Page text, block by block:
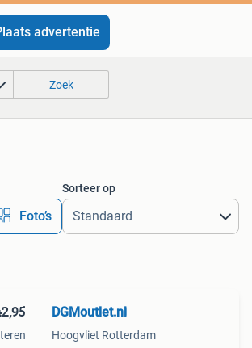
advertentie
Zoek
Foto’s
Sorteer op
DGMoutlet.nl
Hoogvliet Rotterdam